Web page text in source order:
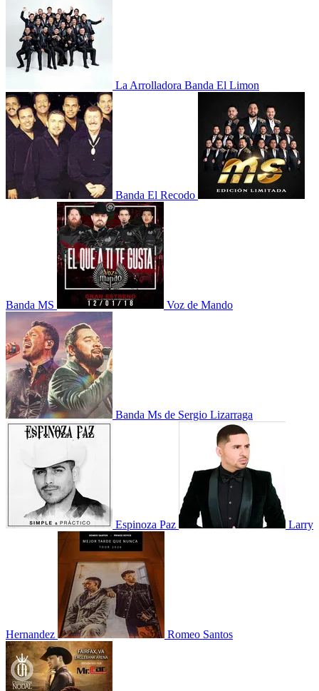
La Arrolladora Banda El Limon
Banda El Recodo
Banda MS Voz de Mando
Banda Ms de Sergio Lizarraga
Espinoza Paz Larry
Hernandez Romeo Santos